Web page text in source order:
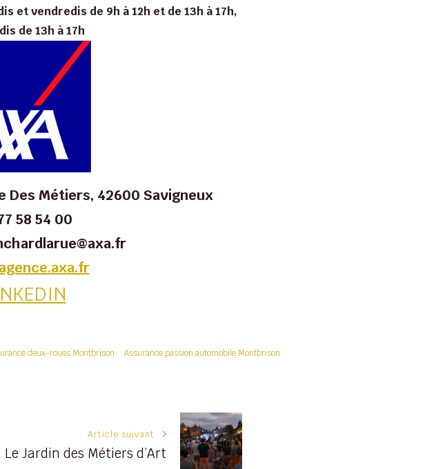
et vendredis de 9h à 12h et de 13h à 17h,
de 13h à 17h
Des Métiers, 42600 Savigneux
58 54 00
deux-roues Montbrison
Assurance passion automobile Montbrison
Article suivant
Le Jardin des Métiers d’Art